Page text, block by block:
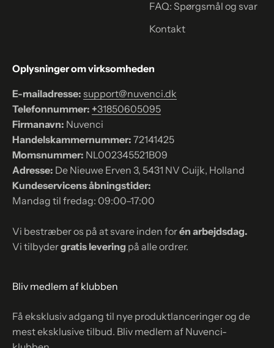
FAQ: Spørgsmål og svar
Kontakt
Oplysninger om virksomheden
E-mailadresse: support@nuvenci.dk
Telefonnummer: +31850605095
Firmanavn: Nuvenci
Handelskammernummer: 72141425
Momsnummer: NL002345521B09
Adresse: De Nieuwe Erven 3, 5431 NV Cuijk, Holland
Kundeservicens åbningstider:
Mandag til fredag: 09:00–17:00
Vi bestræber os på at svare inden forén arbejdsdag.
Vi tilbydergratis levering på alle ordrer.
Bliv medlem af klubben
Få eksklusiv adgang til nye produktlanceringer og de
mest eksklusive tilbud. Bliv medlem af Nuvenci-